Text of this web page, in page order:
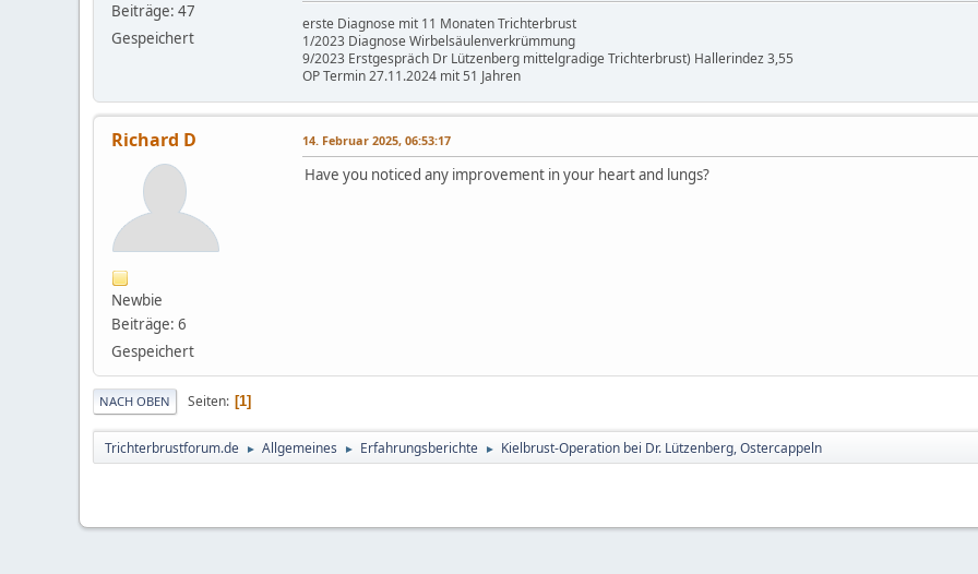
Beiträge: 47
Gespeichert
erste Diagnose mit 11 Monaten Trichterbrust
1/2023 Diagnose Wirbelsäulenverkrümmung
9/2023 Erstgespräch Dr Lützenberg mittelgradige Trichterbrust) Hallerindez 3,55
OP Termin 27.11.2024 mit 51 Jahren
Richard D
Newbie
Beiträge: 6
Gespeichert
14. Februar 2025, 06:53:17
Have you noticed any improvement in your heart and lungs?
NACH OBEN Seiten 1
Trichterbrustforum.de ► Allgemeines ► Erfahrungsberichte ► Kielbrust-Operation bei Dr. Lützenberg, Ostercappeln